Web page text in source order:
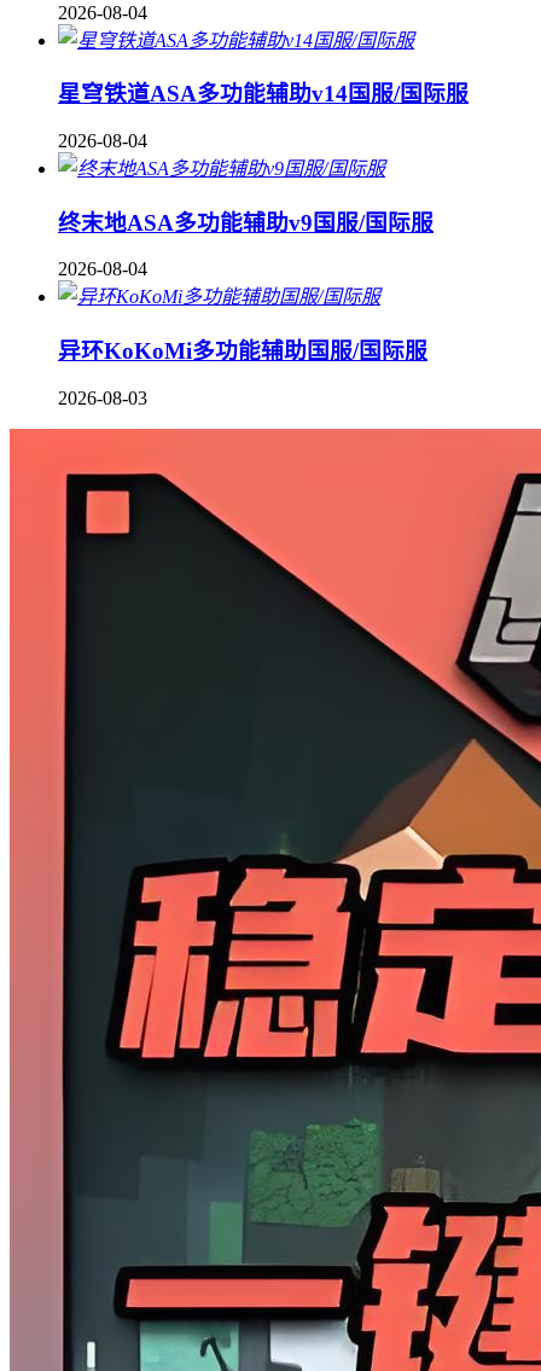
2026-08-04
星穹铁道ASA多功能辅助v14国服/国际服
2026-08-04
终末地ASA多功能辅助v9国服/国际服
2026-08-04
异环KoKoMi多功能辅助国服/国际服
2026-08-03